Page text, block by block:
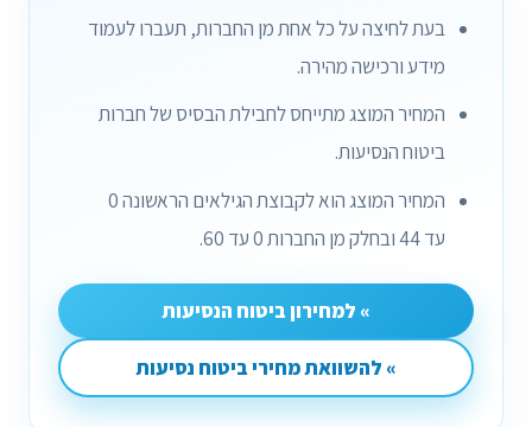
בעת לחיצה על כל אחת מן החברות, תעברו לעמוד
מידע ורכישה מהירה.
המחיר המוצג מתייחס לחבילת הבסיס של חברות
ביטוח הנסיעות.
המחיר המוצג הוא לקבוצת הגילאים הראשונה 0
עד 44 ובחלק מן החברות 0 עד 60.
» למחירון ביטוח הנסיעות
» להשוואת מחירי ביטוח נסיעות